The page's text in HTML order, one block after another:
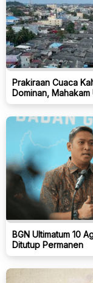
Prakiraan Cuaca
Dominan,
BGN Ultimatum 10
Ditutup Permanen